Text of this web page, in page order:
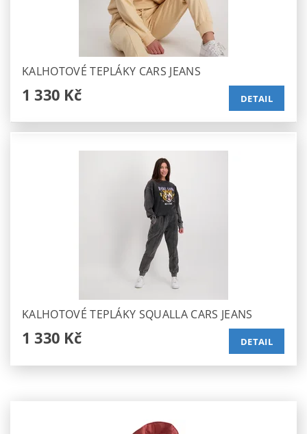
KALHOTOVÉ TEPLÁKY CARS JEANS
1 330 Kč DETAIL
KALHOTOVÉ TEPLÁKY SQUALLA CARS JEANS
1 330 Kč DETAIL